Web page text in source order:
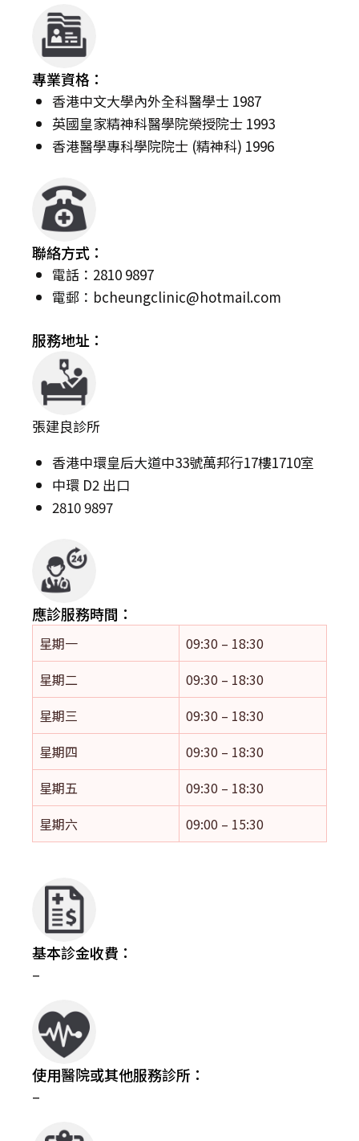
專業資格：
香港中文大學內外全科醫學士 1987
英國皇家精神科醫學院榮授院士 1993
香港醫學專科學院院士 (精神科) 1996
聯絡方式：
電話：2810 9897
電郵： bcheungclinic@hotmail.com
服務地址：
張建良診所
香港中環皇后大道中33號萬邦行17樓1710室
中環 D2 出口
2810 9897
應診服務時間：
星期一
09:30 – 18:30
星期二
09:30 – 18:30
星期三
09:30 – 18:30
星期四
09:30 – 18:30
星期五
09:30 – 18:30
星期六
09:00 – 15:30
基本診金收費：
–
使用醫院或其他服務診所：
–